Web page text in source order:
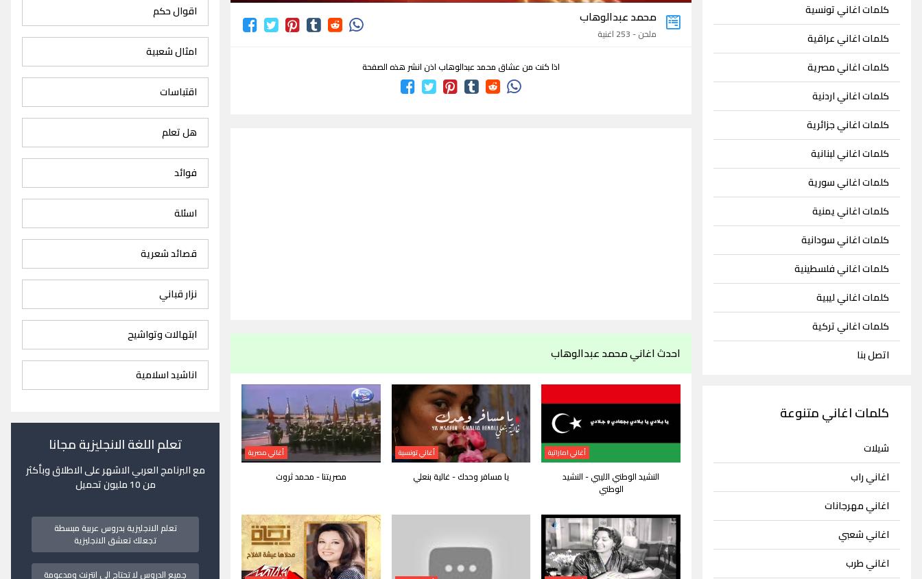
كلمات اغاني تونسية
كلمات اغاني عراقية
كلمات اغاني مصرية
كلمات اغاني اردنية
كلمات اغاني جزائرية
كلمات اغاني لبنانية
كلمات اغاني سورية
كلمات اغاني يمنية
كلمات اغاني سودانية
كلمات اغاني فلسطينية
كلمات اغاني ليبية
كلمات اغاني تركية
اتصل بنا
كلمات اغاني متنوعة
شيلات
اغاني راب
اغاني مهرجانات
اغاني شعبي
اغاني طرب
محمد عبدالوهاب
ملحن - 253 اغنية
اذا كنت من عشاق محمد عبدالوهاب اذن انشر هذه الصفحة
احدث اغاني محمد عبدالوهاب
أغاني اماراتية
النشيد الوطني الليبي - النشيد
الوطني
أغاني تونسية
يا مسافر وحدك - غالية بنعلي
أغاني مصرية
مصريتنا - محمد ثروت
اقوال حكم
امثال شعبية
اقتباسات
هل تعلم
فوائد
اسئلة
قصائد شعرية
نزار قباني
ابتهالات وتواشيح
اناشيد اسلامية
تعلم اللغة الانجليزية مجانا
مع البرنامج العربي الاشهر على الاطلاق وبأكثر
من 10 مليون تحميل
تعلم الانجليزية بدروس عربية مبسطة
تجعلك تعشق الانجليزية
جميع الدروس لا تحتاج الى انترنت ومدعومة